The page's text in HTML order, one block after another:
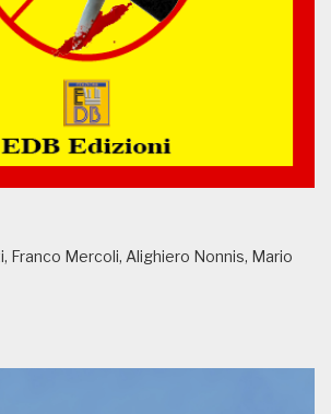
Franco Mercoli, Alighiero Nonnis, Mario